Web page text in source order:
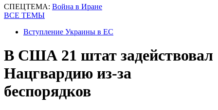
СПЕЦТЕМА: Война в Иране
ВСЕ ТЕМЫ
Вступление Украины в ЕС
В США 21 штат задействовал
Нацгвардию из-за
беспорядков